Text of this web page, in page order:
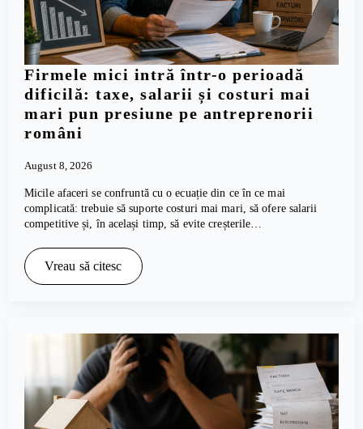
Firmele mici intră într-o perioadă
dificilă: taxe, salarii și costuri mai
mari pun presiune pe antreprenorii
români
August 8, 2026
Micile afaceri se confruntă cu o ecuație din ce în ce mai
complicată: trebuie să suporte costuri mai mari, să ofere salarii
competitive și, în același timp, să evite creșterile…
Vreau să citesc